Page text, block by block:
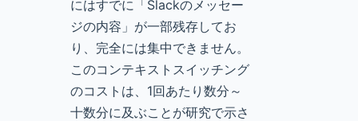
にはすでに「Slackのメッセー
ジの内容」が一部残存してお
り、完全には集中できません。
このコンテキストスイッチング
のコストは、1回あたり数分～
十数分に及ぶことが研究で示さ